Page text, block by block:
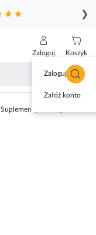
❯
Zaloguj
Zaloguj się
Załóż konto
Koszyk
Suplementy dla wegetarian